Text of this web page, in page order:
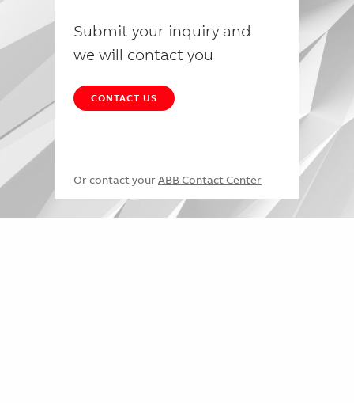
Submit your inquiry and
we will contact you
CONTACT US
Or contact your ABB Contact Center